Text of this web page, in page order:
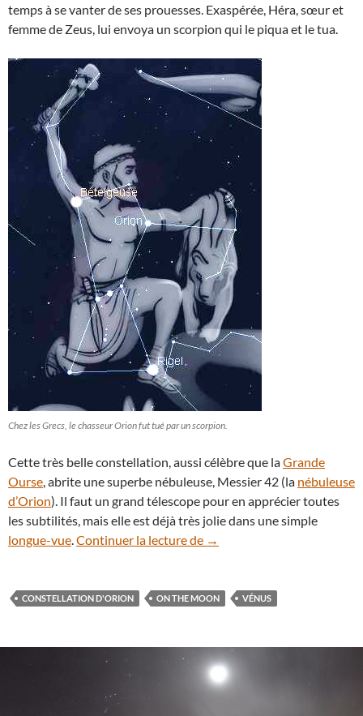
temps à se vanter de ses prouesses. Exaspérée, Héra, sœur et
femme de Zeus, lui envoya un scorpion qui le piqua et le tua.
Chez les Grecs, le chasseur Orion fut tué par un scorpion.
Cette très belle constellation, aussi célèbre que laGrande
Ourse , abrite une superbe nébuleuse, Messier 42 (la nébuleuse
d’Orion). Il faut un grand télescope pour en apprécier toutes
les subtilités, mais elle est déjà très jolie dans une simple
longue-vue Continuer la lecture de La Lune étincelle entre
→
CONSTELLATION D'ORION ON THE MOON VÉNUS